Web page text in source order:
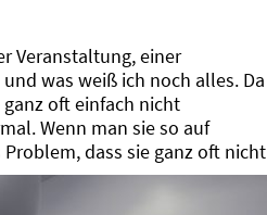
Veranstaltung, einer
was weiß ich noch alles. Da
ganz oft einfach nicht
Wenn man sie so auf
dass sie ganz oft nicht